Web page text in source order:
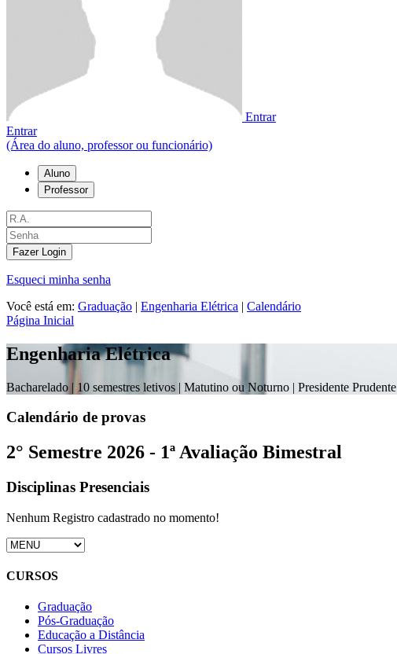
Entrar
Entrar
(Área do aluno, professor ou funcionário)
Aluno
Professor
Fazer Login
Esqueci minha senha
Você está em: Graduação | Engenharia Elétrica | Calendário
Página Inicial
Engenharia Elétrica
Bacharelado | 10 semestres letivos | Matutino ou Noturno | Presidente Prudente
Calendário de provas
2° Semestre 2026 - 1ª Avaliação Bimestral
Disciplinas Presenciais
Nenhum Registro cadastrado no momento!
CURSOS
Graduação
Pós-Graduação
Educação a Distância
Cursos Livres